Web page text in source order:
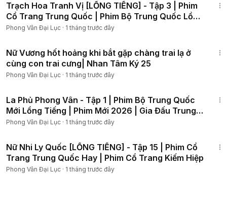
Trạch Hoa Tranh Vị [LỒNG TIẾNG] - Tập 3 | Phim
Cổ Trang Trung Quốc | Phim Bộ Trung Quốc Lồng
Tiếng
Phong Vân Đại Lục · 1 tháng trước đây
Nữ Vương hốt hoảng khi bắt gặp chàng trai lạ ở
cùng con trai cưng| Nhan Tâm Ký 25
Phong Vân Đại Lục · 1 tháng trước đây
La Phủ Phong Vân - Tập 1 | Phim Bộ Trung Quốc
Mới Lồng Tiếng | Phim Mới 2026 | Gia Đấu Trung
Quốc
Phong Vân Đại Lục · 1 tháng trước đây
Nữ Nhi Ly Quốc [LỒNG TIẾNG] - Tập 15 | Phim Cổ
Trang Trung Quốc Hay | Phim Cổ Trang Kiếm Hiệp
Phong Vân Đại Lục · 1 tháng trước đây